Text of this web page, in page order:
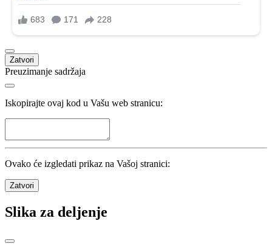
Zatvori
Preuzimanje sadržaja
Iskopirajte ovaj kod u Vašu web stranicu:
Ovako će izgledati prikaz na Vašoj stranici:
Zatvori
Slika za deljenje